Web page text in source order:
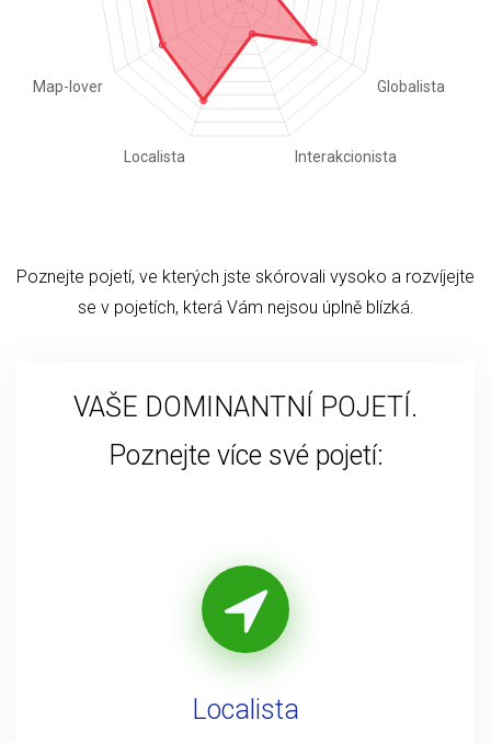
Poznejte pojetí, ve kterých jste skórovali vysoko a rozvíjejte
se v pojetích, která Vám nejsou úplně blízká.
VAŠE DOMINANTNÍ POJETÍ.
Poznejte více své pojetí:
Localista